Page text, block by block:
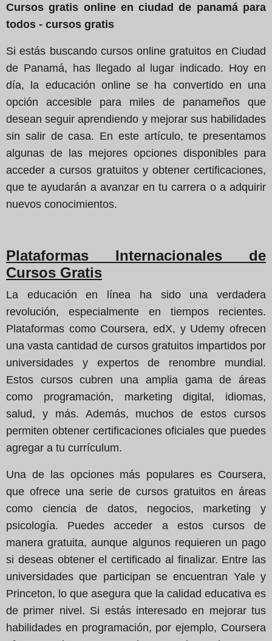
Cursos gratis online en ciudad de panamá para
todos - cursos gratis
Si estás buscando cursos online gratuitos en Ciudad
de Panamá, has llegado al lugar indicado. Hoy en
día, la educación online se ha convertido en una
opción accesible para miles de panameños que
desean seguir aprendiendo y mejorar sus habilidades
sin salir de casa. En este artículo, te presentamos
algunas de las mejores opciones disponibles para
acceder a cursos gratuitos y obtener certificaciones,
que te ayudarán a avanzar en tu carrera o a adquirir
nuevos conocimientos.
Plataformas Internacionales de
Cursos Gratis
La educación en línea ha sido una verdadera
revolución, especialmente en tiempos recientes.
Plataformas como Coursera, edX, y Udemy ofrecen
una vasta cantidad de cursos gratuitos impartidos por
universidades y expertos de renombre mundial.
Estos cursos cubren una amplia gama de áreas
como programación, marketing digital, idiomas,
salud, y más. Además, muchos de estos cursos
permiten obtener certificaciones oficiales que puedes
agregar a tu currículum.
Una de las opciones más populares es Coursera,
que ofrece una serie de cursos gratuitos en áreas
como ciencia de datos, negocios, marketing y
psicología. Puedes acceder a estos cursos de
manera gratuita, aunque algunos requieren un pago
si deseas obtener el certificado al finalizar. Entre las
universidades que participan se encuentran Yale y
Princeton, lo que asegura que la calidad educativa es
de primer nivel. Si estás interesado en mejorar tus
habilidades en programación, por ejemplo, Coursera